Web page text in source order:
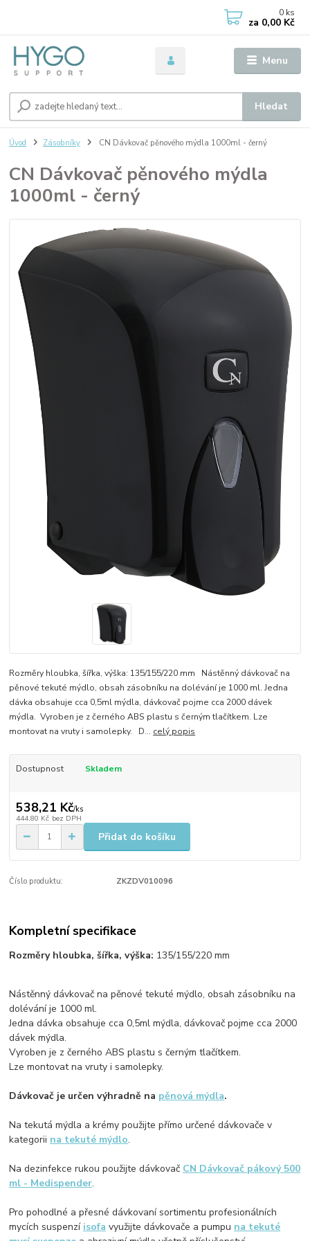
Menu
Hledat
0 ks
za 0,00 Kč
Úvod Zásobníky CN Dávkovač pěnového mýdla 1000ml - černý
CN Dávkovač pěnového mýdla
1000ml - černý
​Rozměry hloubka, šířka, výška: 135/155/220 mm Nástěnný dávkovač na
pěnové tekuté mýdlo, obsah zásobníku na dolévání je 1000 ml. Jedna
dávka obsahuje cca 0,5ml mýdla, dávkovač pojme cca 2000 dávek
mýdla. Vyroben je z černého ABS plastu s černým tlačítkem. Lze
montovat na vruty i samolepky. D... celý popis
Dostupnost Skladem
538,21 Kč/ks
444,80 Kč bez DPH
Přidat do košíku
Číslo produktu: ZKZDV010096
Kompletní specifikace
Rozměry hloubka, šířka, výška: 135/155/220 mm
Nástěnný dávkovač na pěnové tekuté mýdlo, obsah zásobníku na
dolévání je 1000 ml.
Jedna dávka obsahuje cca 0,5ml mýdla, dávkovač pojme cca 2000
dávek mýdla.
Vyroben je z černého ABS plastu s černým tlačítkem.
Lze montovat na vruty i samolepky.
Dávkovač je určen výhradně na pěnová mýdla.
Na tekutá mýdla a krémy použijte přímo určené dávkovače v
kategorii na tekuté mýdlo.
Na dezinfekce rukou použijte dávkovač CN Dávkovač pákový 500
ml - Medispender.
Pro pohodlné a přesné dávkovaní sortimentu profesionálních
mycích suspenzí isofa využijte dávkovače a pumpu na tekuté